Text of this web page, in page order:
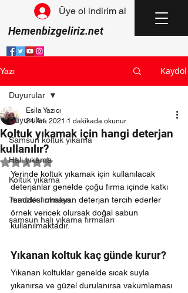
Hemenbizgeliriz.net
Üye ol indirim al
Yazı Kaydol
Duyurular
Samsun koltuk yıkama
Halı yıkama
Koltuk yıkama
Temizlik firmaları
samsun halı yıkama firmaları
Duyurular
Koltuk yıkamak için hangi deterjan
kullanılır?
Esila Yazıcı
24 Ara 2021 1 dakikada okunur
5 üzerinden NaN yıldız
Yerinde koltuk yıkamak için kullanılacak
deterjanlar genelde çoğu firma içinde katkı
maddesi olmayan deterjan tercih ederler
örnek vericek olursak doğal sabun
kullanılmaktadır.
Yıkanan koltuk kaç günde kurur?
Yıkanan koltuklar genelde sıcak suyla
yıkanırsa ve güzel durulanırsa vakumlaması